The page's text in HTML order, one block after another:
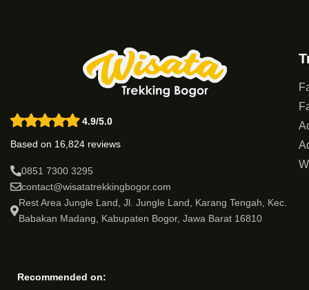
4.9/5.0
Based on 16,824 reviews
0851 7300 3295
contact@wisatatrekkingbogor.com
Rest Area Jungle Land, Jl. Jungle Land, Karang Tengah, Kec.
Babakan Madang, Kabupaten Bogor, Jawa Barat 16810
Recommended on: